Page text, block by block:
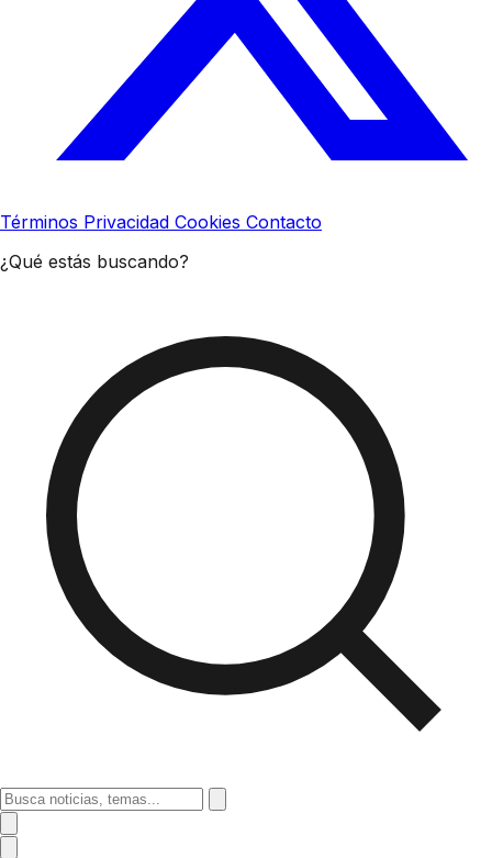
Términos Privacidad Cookies Contacto
¿Qué estás buscando?